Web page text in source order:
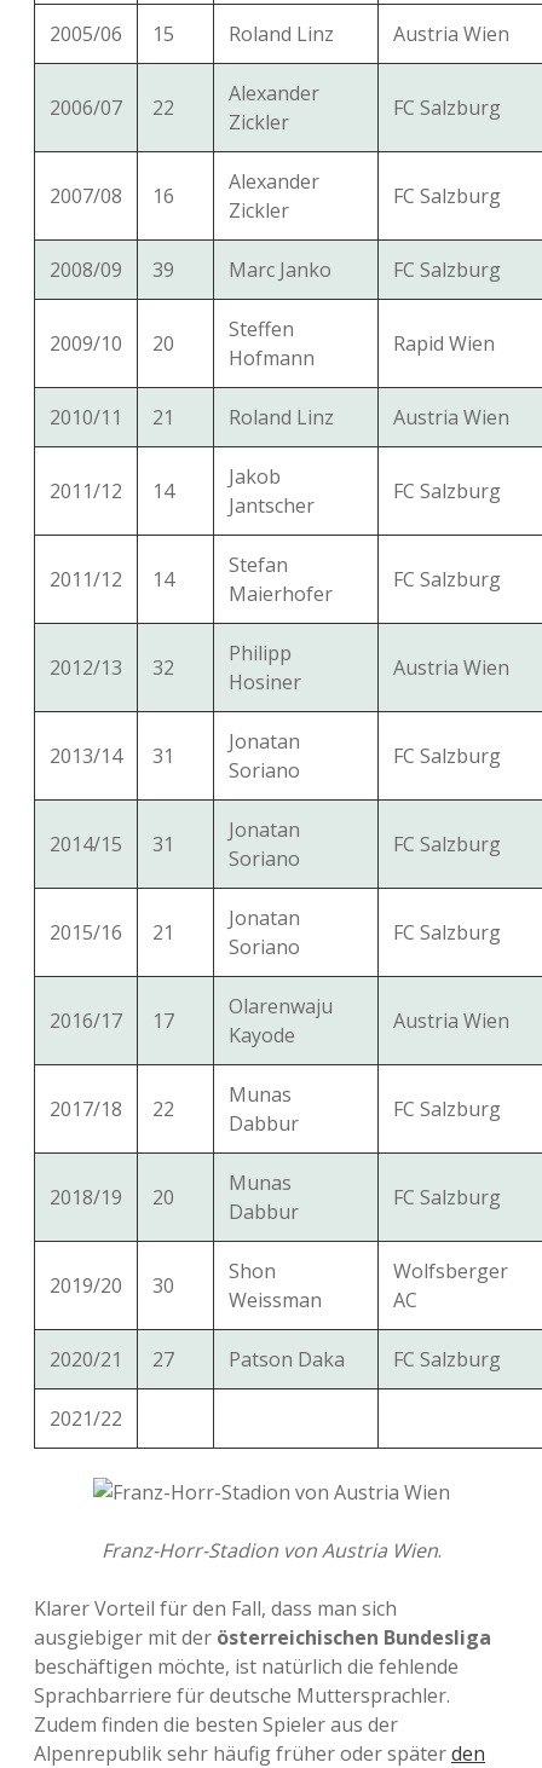
2005/06 15 Roland Linz Austria Wien
2006/07 22
Alexander
Zickler
FC Salzburg
2007/08 16
Alexander
Zickler
FC Salzburg
2008/09 39 Marc Janko FC Salzburg
2009/10 20
Steffen
Hofmann
Rapid Wien
2010/11 21 Roland Linz Austria Wien
2011/12 14
Jakob
Jantscher
FC Salzburg
2011/12 14
Stefan
Maierhofer
FC Salzburg
2012/13 32
Philipp
Hosiner
Austria Wien
2013/14 31
Jonatan
Soriano
FC Salzburg
2014/15 31
Jonatan
Soriano
FC Salzburg
2015/16 21
Jonatan
Soriano
FC Salzburg
2016/17 17
Olarenwaju
Kayode
Austria Wien
2017/18 22
Munas
Dabbur
FC Salzburg
2018/19 20
Munas
Dabbur
FC Salzburg
2019/20 30
Shon
Weissman
Wolfsberger
AC
2020/21 27 Patson Daka FC Salzburg
2021/22
Franz-Horr-Stadion von Austria Wien.
Klarer Vorteil für den Fall, dass man sich
ausgiebiger mit der österreichischen Bundesliga
beschäftigen möchte, ist natürlich die fehlende
Sprachbarriere für deutsche Muttersprachler.
Zudem finden die besten Spieler aus der
Alpenrepublik sehr häufig früher oder späterden